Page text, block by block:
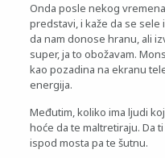
Onda posle nekog
predstavi, i kaže da se sele
da nam donose hranu, ali
super, ja to obožavam.
kao pozadina na ekranu
energija.
Međutim, koliko ima ljudi
hoće da te maltretiraju. Da
ispod mosta pa te šutnu.